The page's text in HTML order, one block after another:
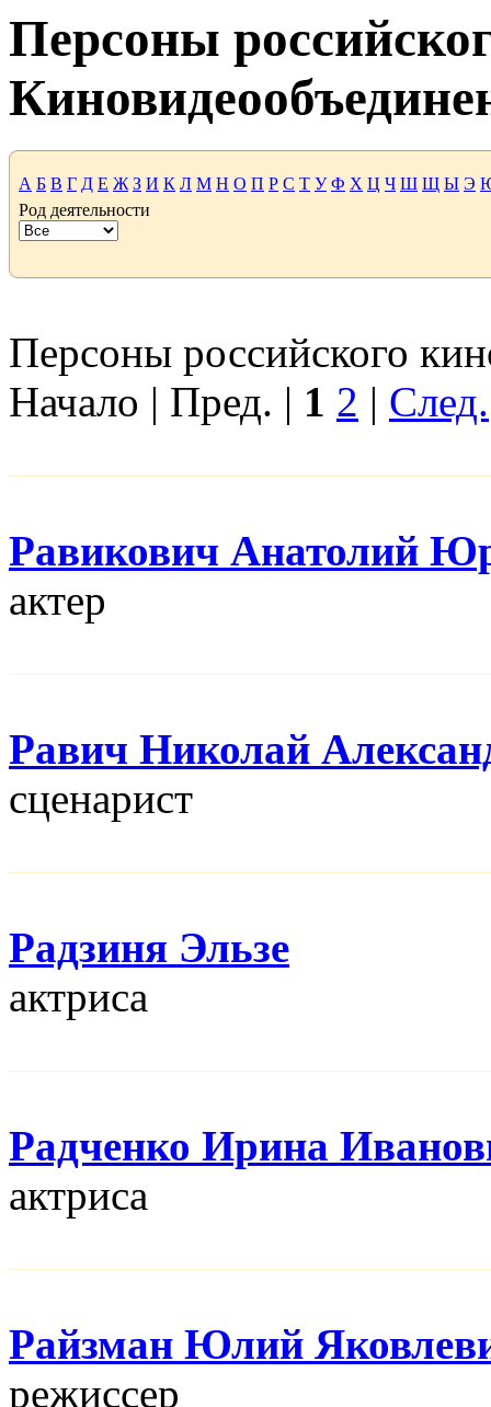
Персоны
А Б В Г Д Е Ж З И К Л М Н О П Р С Т У Ф Х Ц Ч Ш Щ Ы Э
Род деятельности
Персоны российского
Начало | Пред. | 1 2 | След.
Равикович Анатолий
актер
Равич Николай
сценарист
Радзиня Эльзе
актриса
Радченко Ирина
актриса
Райзман Юлий
режисcер